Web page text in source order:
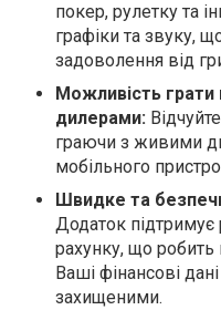
покер, рулетку та
графіки та звуку,
задоволення від
Можливість
дилерами:
граючи з живими
мобільного
Швидке та
Додаток підтримує
рахунку, що
Ваші фінансові
захищеними.